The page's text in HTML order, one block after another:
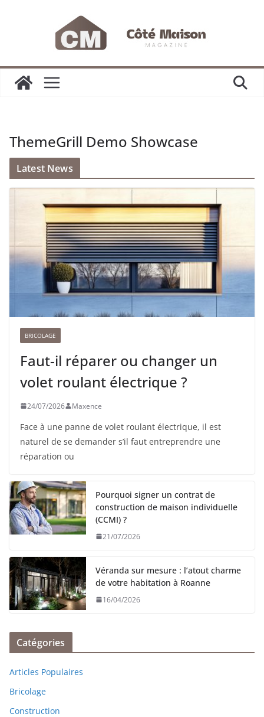
ThemeGrill Demo Showcase
Latest News
BRICOLAGE
Faut-il réparer ou changer un
volet roulant électrique ?
24/07/2026 Maxence
Face à une panne de volet roulant électrique, il est
naturel de se demander s’il faut entreprendre une
réparation ou
Pourquoi signer un contrat de
construction de maison individuelle
(CCMI) ?
21/07/2026
Véranda sur mesure : l’atout charme
de votre habitation à Roanne
16/04/2026
Catégories
Articles Populaires
Bricolage
Construction